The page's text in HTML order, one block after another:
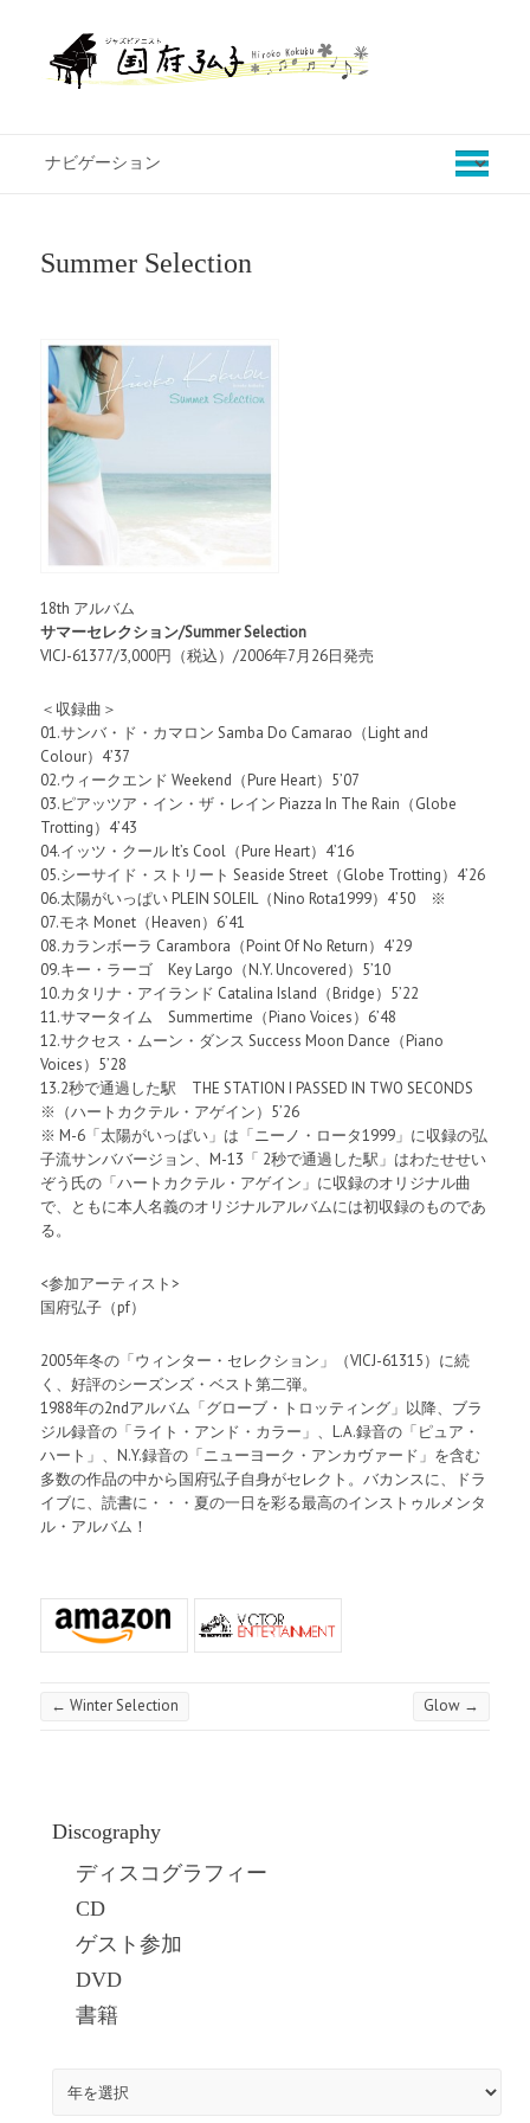
Summer Selection
18th アルバム
サマーセレクション/Summer Selection
VICJ-61377/3,000円（税込）/2006年7月26日発売
＜収録曲＞
01.サンバ・ド・カマロン Samba Do Camarao（Light and
Colour）4’37
02.ウィークエンド Weekend（Pure Heart）5’07
03.ピアッツア・イン・ザ・レイン Piazza In The Rain（Globe
Trotting）4’43
04.イッツ・クール It’s Cool（Pure Heart）4’16
05.シーサイド・ストリート Seaside Street（Globe Trotting）4’26
06.太陽がいっぱい PLEIN SOLEIL（Nino Rota1999）4’50 ※
07.モネ Monet（Heaven）6’41
08.カランボーラ Carambora（Point Of No Return）4’29
09.キー・ラーゴ Key Largo（N.Y. Uncovered）5’10
10.カタリナ・アイランド Catalina Island（Bridge）5’22
11.サマータイム Summertime（Piano Voices）6’48
12.サクセス・ムーン・ダンス Success Moon Dance（Piano
Voices）5’28
13.2秒で通過した駅 THE STATION I PASSED IN TWO SECONDS
※（ハートカクテル・アゲイン）5’26
※ M-6「太陽がいっぱい」は「ニーノ・ロータ1999」に収録の弘
子流サンババージョン、M-13「 2秒で通過した駅」はわたせせい
ぞう氏の「ハートカクテル・アゲイン」に収録のオリジナル曲
で、ともに本人名義のオリジナルアルバムには初収録のものであ
る。
<参加アーティスト>
国府弘子（pf）
2005年冬の「ウィンター・セレクション」（VICJ-61315）に続
く、好評のシーズンズ・ベスト第二弾。
1988年の2ndアルバム「グローブ・トロッティング」以降、ブラ
ジル録音の「ライト・アンド・カラー」、L.A.録音の「ピュア・
ハート」、N.Y.録音の「ニューヨーク・アンカヴァード」を含む
多数の作品の中から国府弘子自身がセレクト。バカンスに、ドラ
イブに、読書に・・・夏の一日を彩る最高のインストゥルメンタ
ル・アルバム！
← Winter Selection Glow →
Discography
ディスコグラフィー
CD
ゲスト参加
DVD
書籍